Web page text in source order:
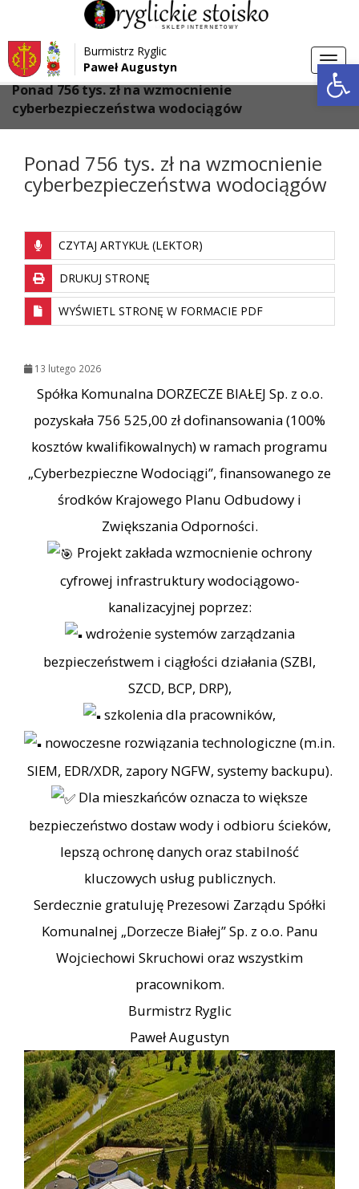
Przejdź do menu
Przejdź do głównej treści strony
Przejdź do stopki strony
Burmistrz Ryglic
Paweł Augustyn
Strona główna > Aktualności
Ponad 756 tys. zł na wzmocnienie
cyberbezpieczeństwa wodociągów
Ponad 756 tys. zł na wzmocnienie
cyberbezpieczeństwa wodociągów
CZYTAJ ARTYKUŁ (LEKTOR)
DRUKUJ STRONĘ
WYŚWIETL STRONĘ W FORMACIE PDF
13 lutego 2026
Spółka Komunalna DORZECZE BIAŁEJ Sp. z o.o.
pozyskała 756 525,00 zł dofinansowania (100%
kosztów kwalifikowalnych) w ramach programu
„Cyberbezpieczne Wodociągi”, finansowanego ze
środków Krajowego Planu Odbudowy i
Zwiększania Odporności.
Projekt zakłada wzmocnienie ochrony
cyfrowej infrastruktury wodociągowo-
kanalizacyjnej poprzez:
wdrożenie systemów zarządzania
bezpieczeństwem i ciągłości działania (SZBI,
SZCD, BCP, DRP),
szkolenia dla pracowników,
nowoczesne rozwiązania technologiczne (m.in.
SIEM, EDR/XDR, zapory NGFW, systemy backupu).
Dla mieszkańców oznacza to większe
bezpieczeństwo dostaw wody i odbioru ścieków,
lepszą ochronę danych oraz stabilność
kluczowych usług publicznych.
Serdecznie gratuluję Prezesowi Zarządu Spółki
Komunalnej „Dorzecze Białej” Sp. z o.o. Panu
Wojciechowi Skruchowi oraz wszystkim
pracownikom.
Burmistrz Ryglic
Paweł Augustyn